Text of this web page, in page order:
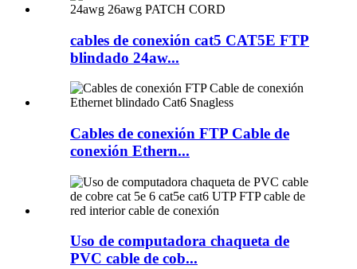
cables de conexión cat5 CAT5E FTP
blindado 24aw...
Cables de conexión FTP Cable de
conexión Ethern...
Uso de computadora chaqueta de
PVC cable de cob...